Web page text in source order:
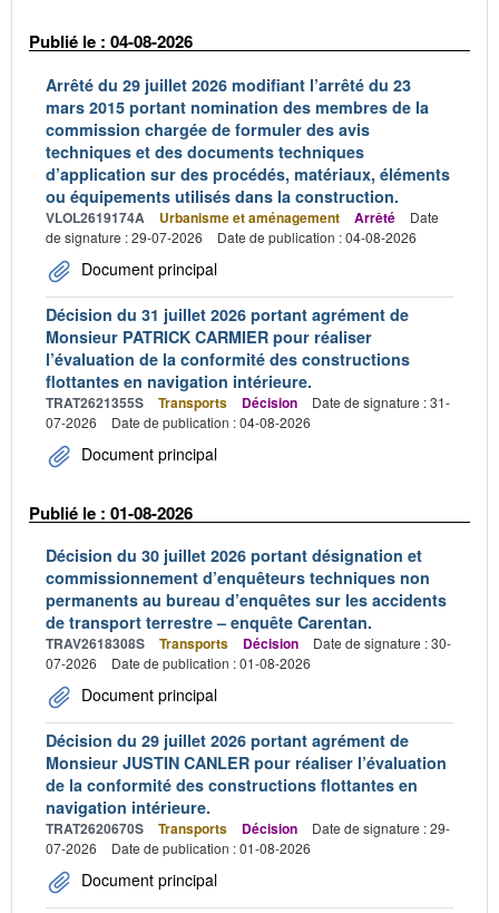
Publié le : 04-08-2026
Arrêté du 29 juillet 2026 modifiant l’arrêté du 23
mars 2015 portant nomination des membres de la
commission chargée de formuler des avis
techniques et des documents techniques
d’application sur des procédés, matériaux, éléments
ou équipements utilisés dans la construction.
VLOL2619174A Urbanisme et aménagement Arrêté
Date
de signature : 29-07-2026
Date de publication : 04-08-2026
Document principal
Décision du 31 juillet 2026 portant agrément de
Monsieur PATRICK CARMIER pour réaliser
l’évaluation de la conformité des constructions
flottantes en navigation intérieure.
TRAT2621355S Transports Décision
Date de signature : 31-
07-2026
Date de publication : 04-08-2026
Document principal
Publié le : 01-08-2026
Décision du 30 juillet 2026 portant désignation et
commissionnement d’enquêteurs techniques non
permanents au bureau d’enquêtes sur les accidents
de transport terrestre – enquête Carentan.
TRAV2618308S Transports Décision
Date de signature : 30-
07-2026
Date de publication : 01-08-2026
Document principal
Décision du 29 juillet 2026 portant agrément de
Monsieur JUSTIN CANLER pour réaliser l’évaluation
de la conformité des constructions flottantes en
navigation intérieure.
TRAT2620670S Transports Décision
Date de signature : 29-
07-2026
Date de publication : 01-08-2026
Document principal